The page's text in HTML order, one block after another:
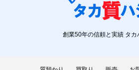
創業50年の信頼と実績 タカ